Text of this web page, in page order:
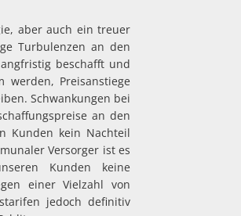
aber auch ein treuer
Turbulenzen an den
beschafft und
Preisanstiege
Schwankungen bei
an den
Kunden kein Nachteil
Versorger ist es
Kunden keine
einer Vielzahl von
jedoch definitiv